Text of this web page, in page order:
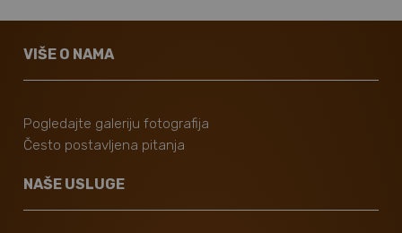
VIŠE O NAMA
Pogledajte galeriju fotografija
Često postavljena pitanja
NAŠE USLUGE